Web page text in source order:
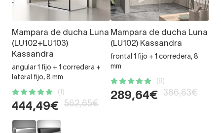
Mampara de ducha Luna
(LU102+LU103)
Kassandra
angular 1 fijo + 1 corredera +
lateral fijo, 8 mm
(1)
444,49€ 562,65€
Mampara de ducha Luna
(LU102) Kassandra
frontal 1 fijo + 1 corredera, 8
mm
(9)
289,64€ 366,63€